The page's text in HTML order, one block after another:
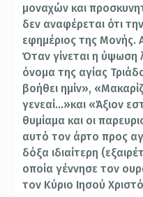
μοναχών και
δεν αναφέρεται ότι
εφημέριος της Μονής.
Όταν γίνεται η ύψωση
όνομα της αγίας
βοήθει ημίν»,
γενεαί…»και «Άξιον
θυμίαμα και οι
αυτό τον άρτο προς
δόξα ιδιαίτερη
οποία γέννησε τον
τον Κύριο Ιησού